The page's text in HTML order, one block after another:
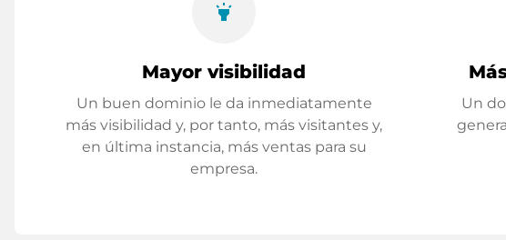
highlight
Mayor visibilidad
Un buen dominio le da inmediatamente
más visibilidad y, por tanto, más visitantes y,
en última instancia, más ventas para su
empresa.
Un